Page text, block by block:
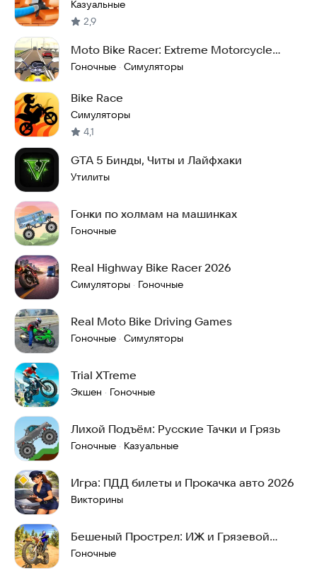
Казуальные
2,9
Moto Bike Racer: Extreme Motorcycle
Racing Games
Гоночные · Симуляторы
Bike Race
Симуляторы
4,1
GTA 5 Бинды, Читы и Лайфхаки
Утилиты
Гонки по холмам на машинках
Гоночные
Real Highway Bike Racer 2026
Симуляторы · Гоночные
Real Moto Bike Driving Games
Гоночные · Симуляторы
Trial XTreme
Экшен · Гоночные
Лихой Подъём: Русские Тачки и Грязь
Гоночные · Казуальные
Игра: ПДД билеты и Прокачка авто 2026
Викторины
Бешеный Прострел: ИЖ и Грязевой
Разнос
Гоночные